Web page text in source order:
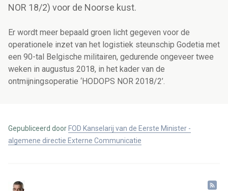
NOR 18/2) voor de Noorse kust.
Er wordt meer bepaald groen licht gegeven voor de
operationele inzet van het logistiek steunschip Godetia met
een 90-tal Belgische militairen, gedurende ongeveer twee
weken in augustus 2018, in het kader van de
ontmijningsoperatie ‘HODOPS NOR 2018/2’.
Gepubliceerd door FOD Kanselarij van de Eerste Minister -
algemene directie Externe Communicatie